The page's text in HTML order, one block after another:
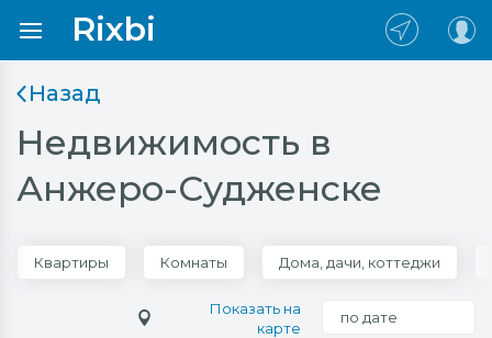
Rixbi
Назад
Недвижимость в
Анжеро-Судженске
Квартиры Комнаты Дома, дачи, коттеджи
Показать на
карте
по дате